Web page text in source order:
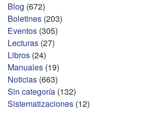
Blog (672)
Boletines (203)
Eventos (305)
Lecturas (27)
Libros (24)
Manuales (19)
Noticias (663)
Sin categoría (132)
Sistematizaciones (12)